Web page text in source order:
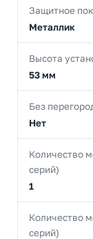
Защитное
Металлик
Высота
53 мм
Без
Нет
Количество
серий)
1
Количество
серий)